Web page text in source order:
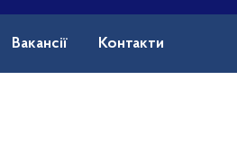
Вакансії Контакти